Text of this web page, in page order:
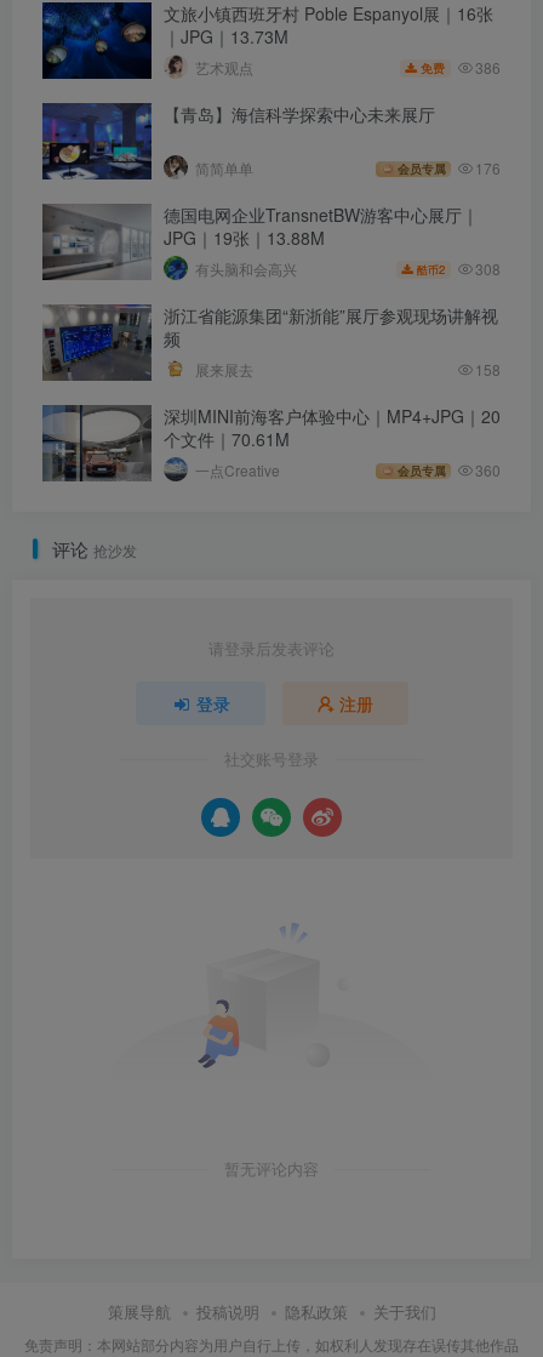
文旅小镇西班牙村 Poble Espanyol展｜16张
｜JPG｜13.73M
艺术观点 免费 386
【青岛】海信科学探索中心未来展厅
简简单单 会员专属 176
德国电网企业TransnetBW游客中心展厅｜
JPG｜19张｜13.88M
有头脑和会高兴 酷币2 308
浙江省能源集团“新浙能”展厅参观现场讲解视
频
展来展去 158
深圳MINI前海客户体验中心｜MP4+JPG｜20
个文件｜70.61M
一点Creative 会员专属 360
评论 抢沙发
请登录后发表评论
登录 注册
社交账号登录
暂无评论内容
策展导航 投稿说明 隐私政策 关于我们
免责声明：本网站部分内容为用户自行上传，如权利人发现存在误传其他作品